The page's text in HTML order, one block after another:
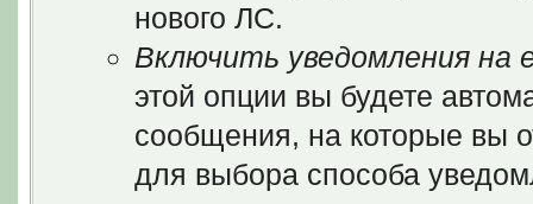
нового ЛС.
Включить уведомления на
этой опции вы будете
сообщения, на которые вы
для выбора способа